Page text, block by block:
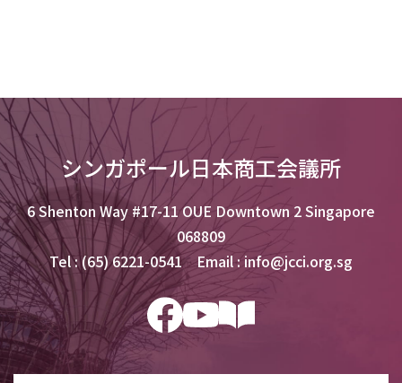
シンガポール日本商工会議所
6 Shenton Way #17-11 OUE Downtown 2 Singapore
068809
Tel : (65) 6221-0541 Email : info@jcci.org.sg